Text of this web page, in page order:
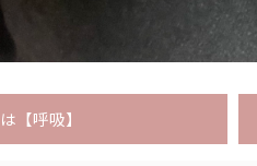
【呼吸】